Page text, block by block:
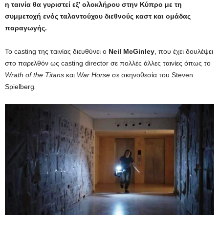
η ταινία θα γυριστεί εξ’ ολοκλήρου στην Κύπρο με τη
συμμετοχή ενός ταλαντούχου διεθνούς καστ και ομάδας
παραγωγής.
To casting της ταινίας διευθύνει ο Neil McGinley, που έχει δουλέψει
στο παρελθόν ως casting director σε πολλές άλλες ταινίες όπως το
Wrath of the Titans και War Horse σε σκηνοθεσία του Steven
Spielberg.